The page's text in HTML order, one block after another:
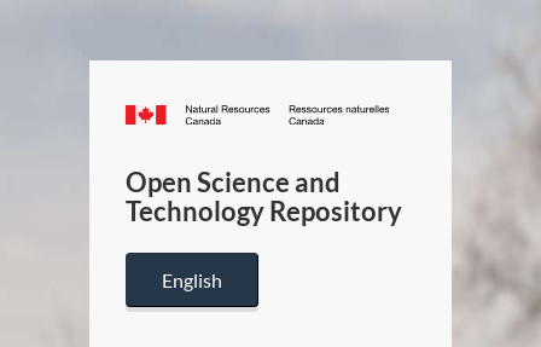
Canada.ca
/
Canada
Open Science and
Technology Repository
English